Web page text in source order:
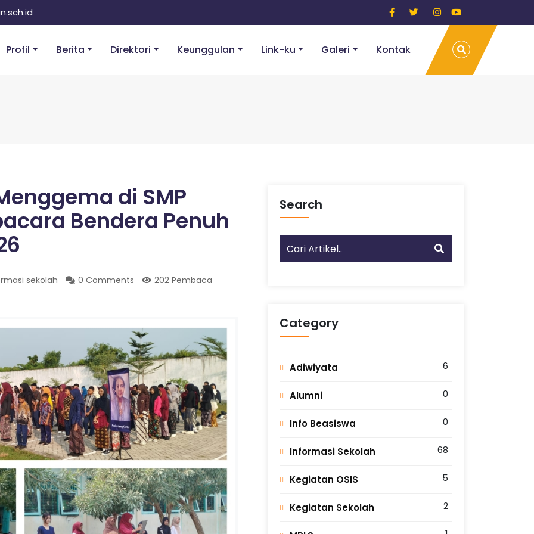
Profil Berita Direktori Keunggulan Link-ku Galeri Kontak
di SMP
Bendera Penuh
sekolah 0 Comments 202 Pembaca
Search
Category
Adiwiyata 6
Alumni 0
Info Beasiswa 0
Informasi Sekolah 68
Kegiatan OSIS 5
Kegiatan Sekolah 2